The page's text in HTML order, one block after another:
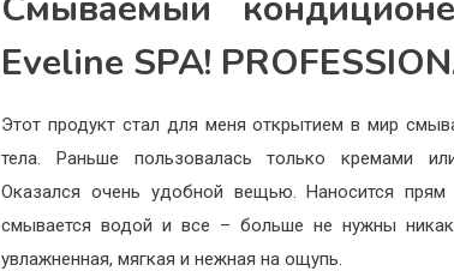
Eveline SPA!
Этот продукт стал для меня открытием в мир
тела. Раньше пользовалась только кремами
Оказался очень удобной вещью. Наносится
смывается водой и все – больше не нужны
увлажненная, мягкая и нежная на ощупь.